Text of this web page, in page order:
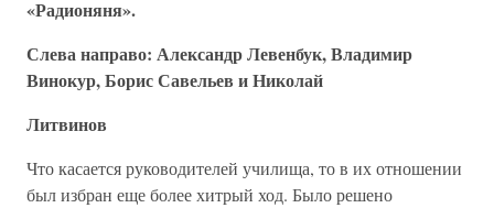
«Радионяня».
Слева направо: Александр Левенбук, Владимир
Винокур, Борис Савельев и Николай
Литвинов
Что касается руководителей училища, то в их отношении
был избран еще более хитрый ход. Было решено